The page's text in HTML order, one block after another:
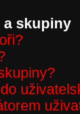
a skupiny